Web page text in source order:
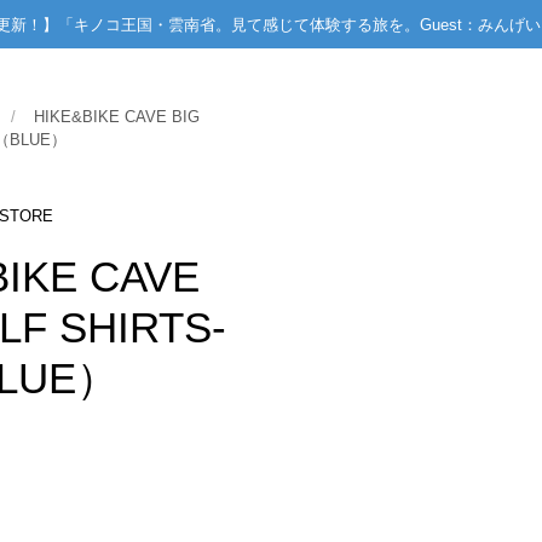
新！】「キノコ王国・雲南省。見て感じて体験する旅を。Guest：みんげい
/
HIKE&BIKE CAVE BIG
）
CAVE
SHIRTS-
）